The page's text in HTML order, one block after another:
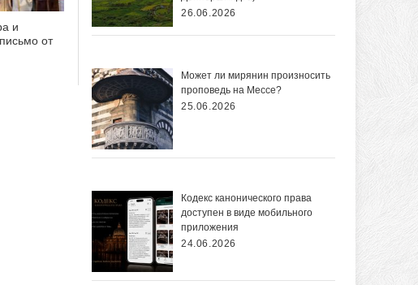
и
от
26.06.2026
Может ли мирянин произносить
проповедь на Мессе?
25.06.2026
Кодекс канонического права
доступен в виде мобильного
приложения
24.06.2026